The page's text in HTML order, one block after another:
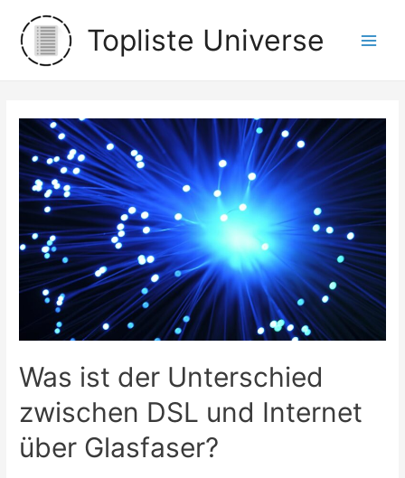
Inhalt
springen
Topliste Universe
Was ist der Unterschied
zwischen DSL und Internet
über Glasfaser?